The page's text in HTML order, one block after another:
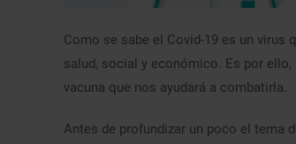
Como se sabe el Covid-19 es un virus
salud, social y económico. Es por
vacuna que nos ayudará a combatirla.
Antes de profundizar un poco el tema